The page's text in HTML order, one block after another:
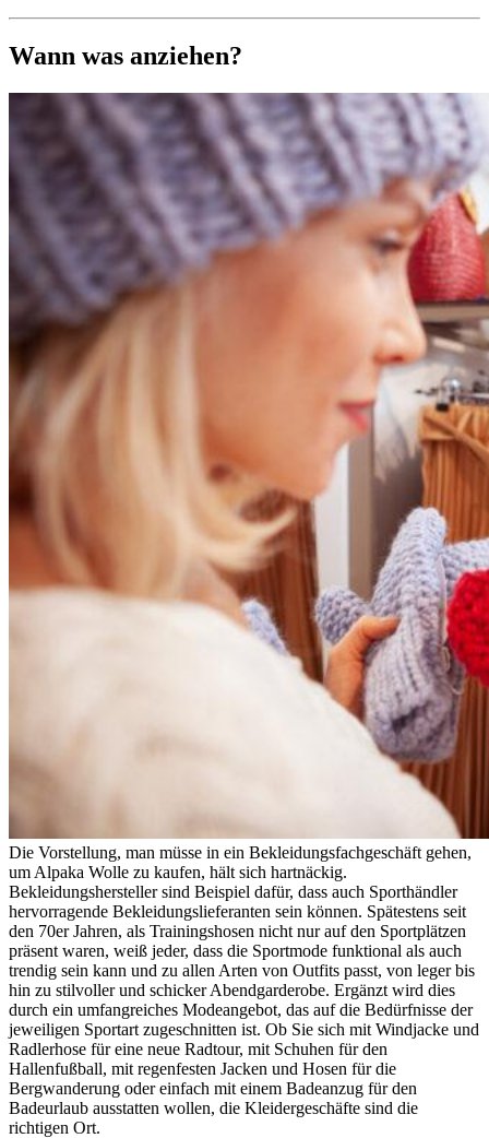
Wann was anziehen?
Die Vorstellung, man müsse in ein Bekleidungsfachgeschäft gehen,
um Alpaka Wolle zu kaufen, hält sich hartnäckig.
Bekleidungshersteller sind Beispiel dafür, dass auch Sporthändler
hervorragende Bekleidungslieferanten sein können. Spätestens seit
den 70er Jahren, als Trainingshosen nicht nur auf den Sportplätzen
präsent waren, weiß jeder, dass die Sportmode funktional als auch
trendig sein kann und zu allen Arten von Outfits passt, von leger bis
hin zu stilvoller und schicker Abendgarderobe. Ergänzt wird dies
durch ein umfangreiches Modeangebot, das auf die Bedürfnisse der
jeweiligen Sportart zugeschnitten ist. Ob Sie sich mit Windjacke und
Radlerhose für eine neue Radtour, mit Schuhen für den
Hallenfußball, mit regenfesten Jacken und Hosen für die
Bergwanderung oder einfach mit einem Badeanzug für den
Badeurlaub ausstatten wollen, die Kleidergeschäfte sind die
richtigen Ort.